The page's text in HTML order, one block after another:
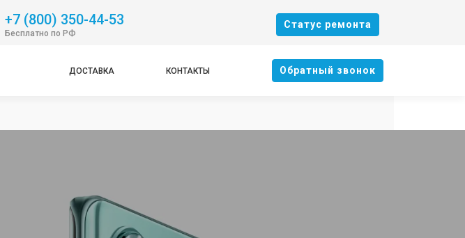
+7 (800) 350-44-53
Бесплатно по РФ
Cтатус ремонта
ДОСТАВКА КОНТАКТЫ Oбратный звонок